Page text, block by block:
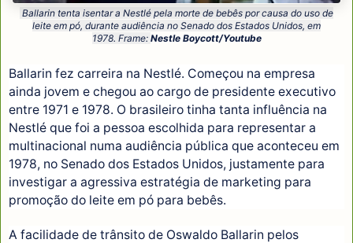
Ballarin tenta isentar a Nestlé pela morte de bebês por causa do uso de
leite em pó, durante audiência no Senado dos Estados Unidos, em
1978. Frame: Nestle Boycott/Youtube
Ballarin fez carreira na Nestlé. Começou na empresa
ainda jovem e chegou ao cargo de presidente executivo
entre 1971 e 1978. O brasileiro tinha tanta influência na
Nestlé que foi a pessoa escolhida para representar a
multinacional numa audiência pública que aconteceu em
1978, no Senado dos Estados Unidos, justamente para
investigar a agressiva estratégia de marketing para
promoção do leite em pó para bebês.
A facilidade de trânsito de Oswaldo Ballarin pelos